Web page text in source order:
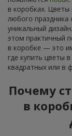
в коробках. Цветы
любого праздника
уникальный
этом практичный
в коробке — это
где купить цветы
квадратных или в
Почему
в